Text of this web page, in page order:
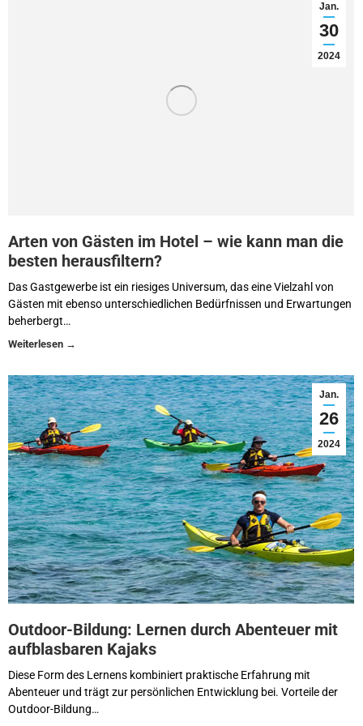
Jan.
30
2024
Arten von Gästen im Hotel – wie kann man die
besten herausfiltern?
Das Gastgewerbe ist ein riesiges Universum, das eine Vielzahl von
Gästen mit ebenso unterschiedlichen Bedürfnissen und Erwartungen
beherbergt…
Jan.
26
2024
Outdoor-Bildung: Lernen durch Abenteuer mit
aufblasbaren Kajaks
Diese Form des Lernens kombiniert praktische Erfahrung mit
Abenteuer und trägt zur persönlichen Entwicklung bei. Vorteile der
Outdoor-Bildung…